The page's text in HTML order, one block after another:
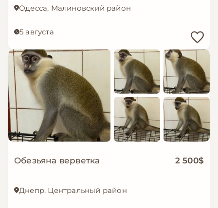
Одесса, Малиновский район
5 августа
Обезьяна верветка 2 500$
Днепр, Центральный район